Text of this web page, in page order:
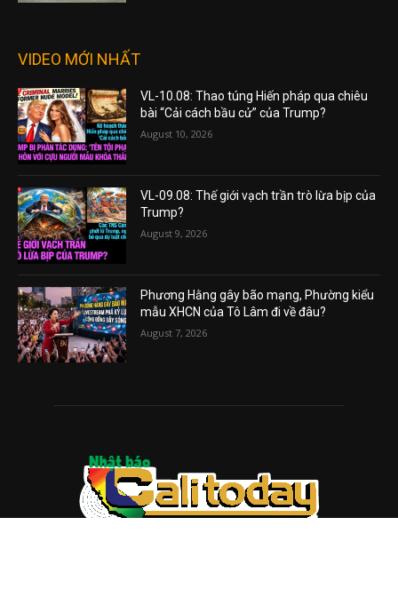
VIDEO MỚI NHẤT
VL-10.08: Thao túng Hiến pháp qua chiêu
bài “Cải cách bầu cử” của Trump?
August 10, 2026
VL-09.08: Thế giới vạch trần trò lừa bịp của
Trump?
August 9, 2026
Phương Hằng gây bão mạng, Phường kiểu
mẫu XHCN của Tô Lâm đi về đâu?
August 7, 2026